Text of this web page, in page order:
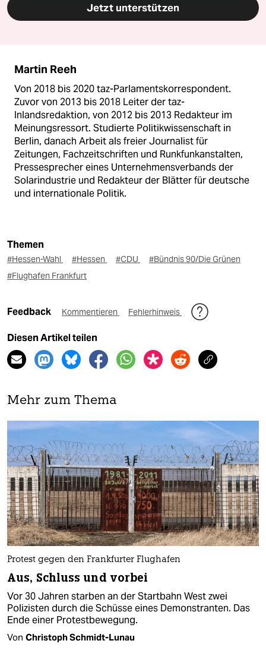
Jetzt unterstützen
Martin Reeh
Von 2018 bis 2020 taz-Parlamentskorrespondent.
Zuvor von 2013 bis 2018 Leiter der taz-
Inlandsredaktion, von 2012 bis 2013 Redakteur im
Meinungsressort. Studierte Politikwissenschaft in
Berlin, danach Arbeit als freier Journalist für
Zeitungen, Fachzeitschriften und Runkfunkanstalten,
Pressesprecher eines Unternehmensverbands der
Solarindustrie und Redakteur der Blätter für deutsche
und internationale Politik.
Themen
#Hessen-Wahl #Hessen #CDU
#Bündnis 90/Die Grünen
#Flughafen Frankfurt
Feedback Kommentieren Fehlerhinweis
Diesen Artikel teilen
Mehr zum Thema
Protest gegen den Frankfurter Flughafen
Aus, Schluss und vorbei
Vor 30 Jahren starben an der Startbahn West zwei
Polizisten durch die Schüsse eines Demonstranten. Das
Ende einer Protestbewegung.
Von Christoph Schmidt-Lunau